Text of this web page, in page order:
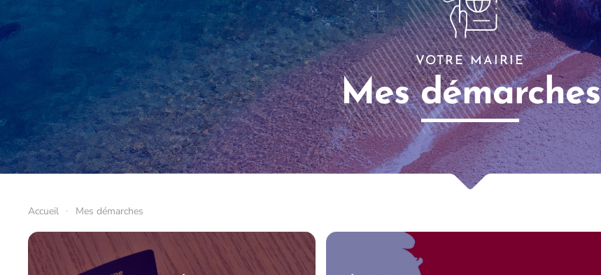
VOTRE MAIRIE
Mes démarches
Accueil Mes démarches